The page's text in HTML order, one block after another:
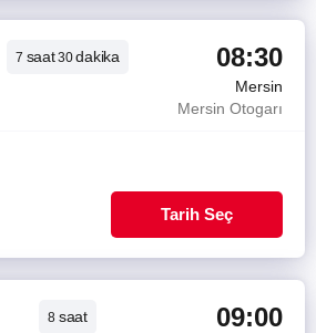
7 saat30dakika 08:30
Mersin
Mersin Otogarı
Tarih Seç
8 saat 09:00